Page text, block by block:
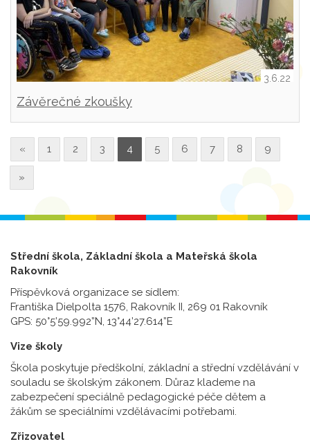
3.6.22
Závěrečné zkoušky
« 1 2 3 4 5 6 7 8 9
»
Střední škola, Základní škola a Mateřská škola
Rakovník
Příspěvková organizace se sídlem:
Františka Dielpolta 1576, Rakovník II, 269 01 Rakovník
GPS: 50°5’59.992”N, 13°44’27.614”E
Vize školy
Škola poskytuje předškolní, základní a střední vzdělávání v
souladu se školským zákonem. Důraz klademe na
zabezpečení speciálně pedagogické péče dětem a
žákům se speciálními vzdělávacími potřebami.
Zřizovatel